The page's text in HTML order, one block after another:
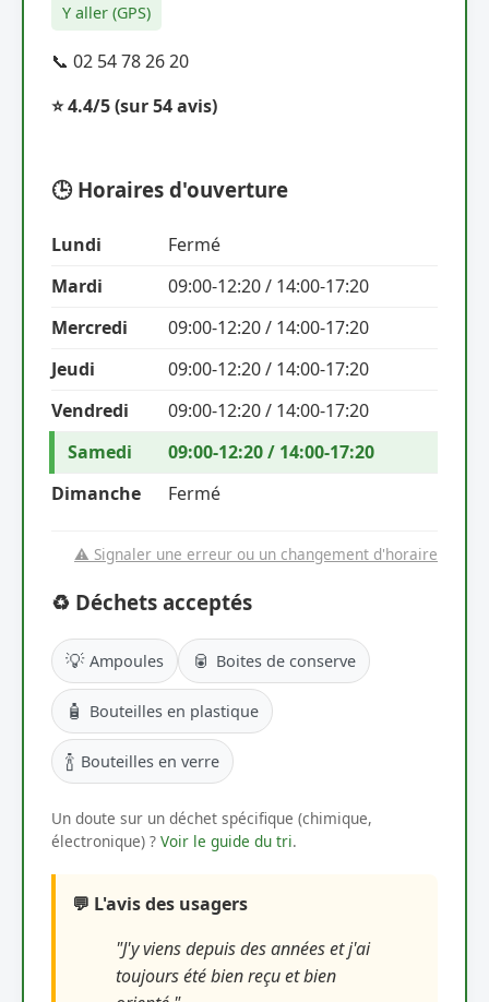
Y aller (GPS)
📞 02 54 78 26 20
⭐ 4.4/5(sur 54 avis)
🕒 Horaires d'ouverture
Lundi
Fermé
Mardi
09:00-12:20 / 14:00-17:20
Mercredi
09:00-12:20 / 14:00-17:20
Jeudi
09:00-12:20 / 14:00-17:20
Vendredi
09:00-12:20 / 14:00-17:20
Samedi
09:00-12:20 / 14:00-17:20
Dimanche
Fermé
⚠️ Signaler une erreur ou un changement d'horaire
♻️ Déchets acceptés
💡 Ampoules 🥫 Boites de conserve
🧴 Bouteilles en plastique
🍾 Bouteilles en verre
Un doute sur un déchet spécifique (chimique,
électronique) ? Voir le guide du tri.
💬 L'avis des usagers
"J'y viens depuis des années et j'ai
toujours été bien reçu et bien